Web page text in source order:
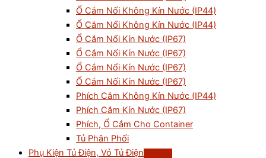
Ổ Cắm Nối Không Kín Nước (IP44)
Ổ Cắm Nổi Không Kín Nước (IP44)
Ổ Cắm Nổi Kín Nước (IP67)
Ổ Cắm Nối Kín Nước (IP67)
Ổ Cắm Nổi Kín Nước (IP67)
Ổ Cắm Nối Kín Nước (IP67)
Phích Cắm Không Kín Nước (IP44)
Phích Cắm Kín Nước (IP67)
Phích, Ổ Cắm Cho Container
Tủ Phân Phối
Phụ Kiện Tủ Điện, Vỏ Tủ Điện